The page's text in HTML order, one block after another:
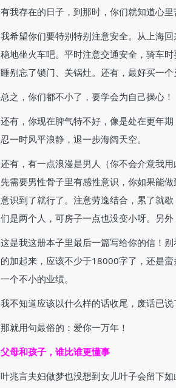
有我存在的日子，到那时，你们就知道心里
我希望你们要特别特别注意安全。从上海
稳地坐火车吧。平时注意交通安全，骑车
睡别忘了锁门、关锅灶。还有，最好买一个
总之，你们都不小了，要学会为自己操心！
还有，你现在脾气特不好，像是处在更年
忍一时风平浪静，退一步海阔天空。
还有，有一点浪漫是男人（你不会介意我
先需要男性骨子里有感性意识，你如果能
意识到了就行了。注意劳逸结合，累了就
们是两个人，可房子一点也没变小呀。另
这是我这册本子里最后一篇写给你的信！
的加起来，应该不少于18000字了，还是
一个不小的业绩。
我不知道应该以什么样的话收尾，废话已说
那就用句最俗的：爱你一万年！
父母和孩子，谁比谁更懂事
叶兆言夫妇做梦也没想到女儿叶子会留下